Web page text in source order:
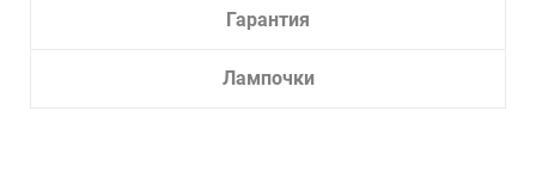
Гарантия
Лампочки